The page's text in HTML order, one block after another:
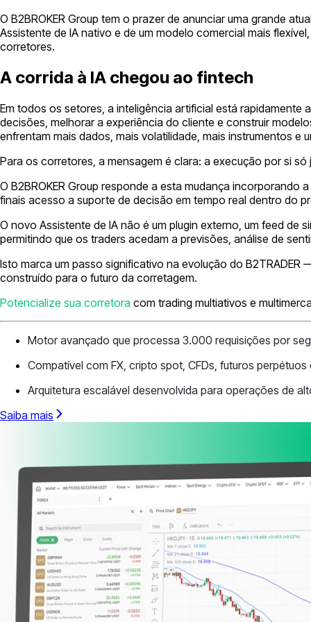
O B2BROKER Group tem o prazer de anunciar uma grande
Assistente de IA nativo e de um modelo comercial mais
corretores.
A corrida à IA chegou ao fintech
Em todos os setores, a inteligência artificial está
decisões, melhorar a experiência do cliente e construir
enfrentam mais dados, mais volatilidade, mais instrumentos e
Para os corretores, a mensagem é clara: a execução por si
O B2BROKER Group responde a esta mudança
finais acesso a suporte de decisão em tempo real dentro do
O novo Assistente de IA não é um plugin externo, um feed de
permitindo que os traders acedam a previsões, análise de
Isto marca um passo significativo na evolução do
construído para o futuro da corretagem.
Potencialize sua corretora com trading multiativos e
Motor avançado que processa 3.000 requisições por
Compatível com FX, cripto spot, CFDs, futuros
Arquitetura escalável desenvolvida para operações de
Saiba mais